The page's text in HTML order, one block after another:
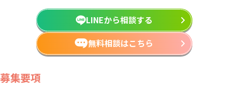
LINEから相談する
無料相談はこちら
募集要項